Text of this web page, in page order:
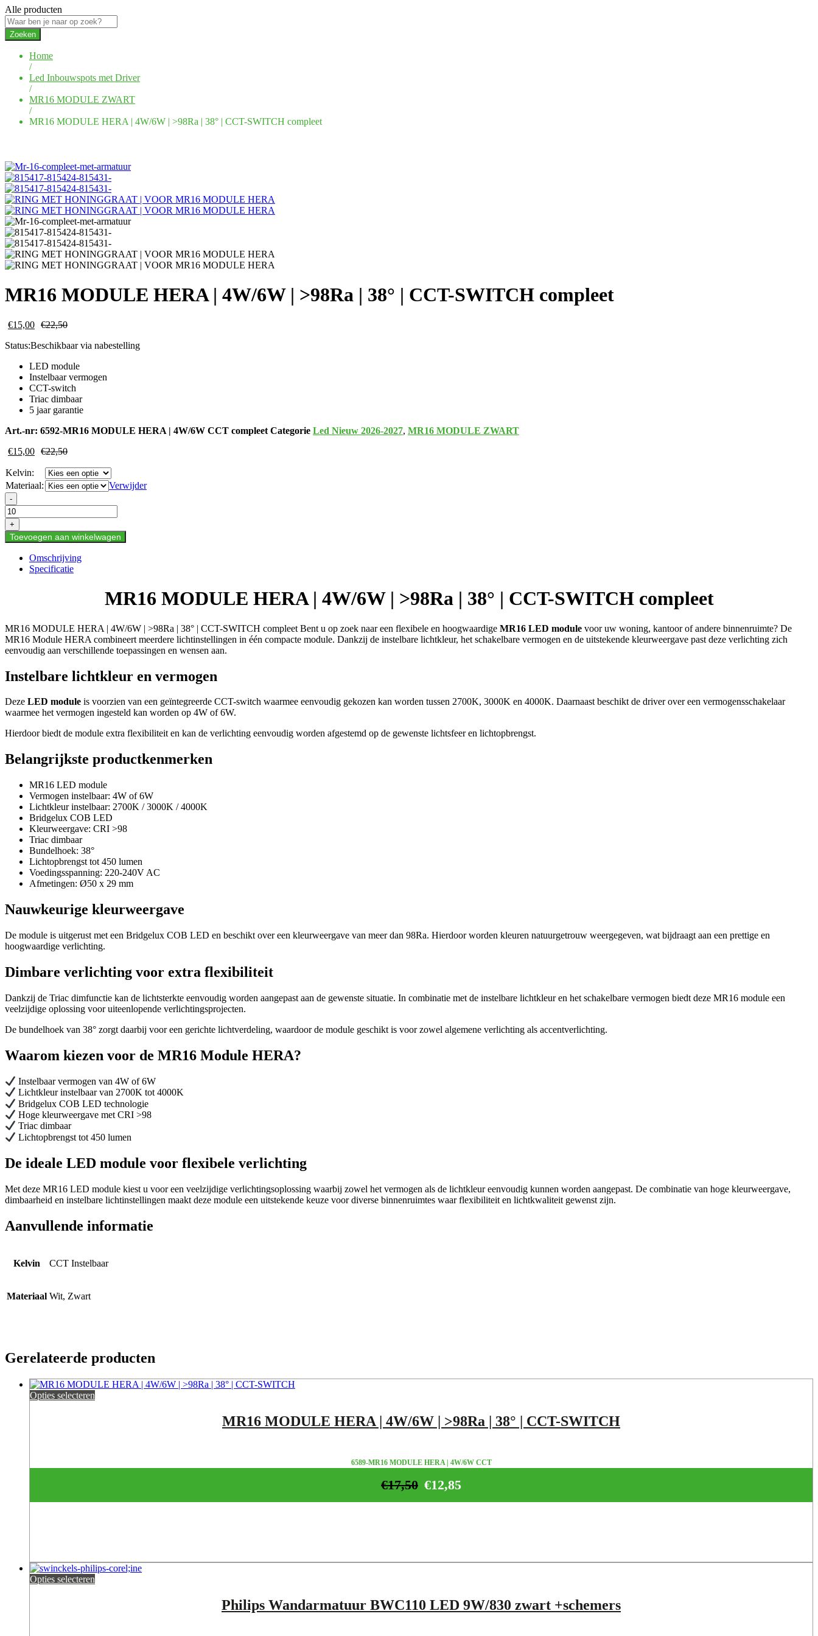
Alle producten
Zoeken
Home
/
Led Inbouwspots met Driver
/
MR16 MODULE ZWART
/
MR16 MODULE HERA | 4W/6W | >98Ra | 38° | CCT-SWITCH compleet
MR16 MODULE HERA | 4W/6W | >98Ra | 38° | CCT-SWITCH compleet
€15,00 €22,50
Status:Beschikbaar via nabestelling
LED module
Instelbaar vermogen
CCT-switch
Triac dimbaar
5 jaar garantie
Art.-nr: 6592-MR16 MODULE HERA | 4W/6W CCT compleet Categorie Led Nieuw 2026-2027, MR16 MODULE ZWART
€15,00 €22,50
Kelvin:
Materiaal:
Verwijder
MR16
MODULE
HERA
|
4W/6W
>98Ra
compleet
aantal
-
+
Toevoegen aan winkelwagen
Omschrijving
Specificatie
MR16 MODULE HERA | 4W/6W | >98Ra | 38° | CCT-SWITCH compleet
MR16 MODULE HERA | 4W/6W | >98Ra | 38° | CCT-SWITCH compleet Bent u op zoek naar een flexibele en hoogwaardige MR16 LED module voor uw woning, kantoor of andere binnenruimte? De
MR16 Module HERA combineert meerdere lichtinstellingen in één compacte module. Dankzij de instelbare lichtkleur, het schakelbare vermogen en de uitstekende kleurweergave past deze verlichting zich
eenvoudig aan verschillende toepassingen en wensen aan.
Instelbare lichtkleur en vermogen
Deze LED module is voorzien van een geïntegreerde CCT-switch waarmee eenvoudig gekozen kan worden tussen 2700K, 3000K en 4000K. Daarnaast beschikt de driver over een vermogensschakelaar
waarmee het vermogen ingesteld kan worden op 4W of 6W.
Hierdoor biedt de module extra flexibiliteit en kan de verlichting eenvoudig worden afgestemd op de gewenste lichtsfeer en lichtopbrengst.
Belangrijkste productkenmerken
MR16 LED module
Vermogen instelbaar: 4W of 6W
Lichtkleur instelbaar: 2700K / 3000K / 4000K
Bridgelux COB LED
Kleurweergave: CRI >98
Triac dimbaar
Bundelhoek: 38°
Lichtopbrengst tot 450 lumen
Voedingsspanning: 220-240V AC
Afmetingen: Ø50 x 29 mm
Nauwkeurige kleurweergave
De module is uitgerust met een Bridgelux COB LED en beschikt over een kleurweergave van meer dan 98Ra. Hierdoor worden kleuren natuurgetrouw weergegeven, wat bijdraagt aan een prettige en
hoogwaardige verlichting.
Dimbare verlichting voor extra flexibiliteit
Dankzij de Triac dimfunctie kan de lichtsterkte eenvoudig worden aangepast aan de gewenste situatie. In combinatie met de instelbare lichtkleur en het schakelbare vermogen biedt deze MR16 module een
veelzijdige oplossing voor uiteenlopende verlichtingsprojecten.
De bundelhoek van 38° zorgt daarbij voor een gerichte lichtverdeling, waardoor de module geschikt is voor zowel algemene verlichting als accentverlichting.
Waarom kiezen voor de MR16 Module HERA?
Instelbaar vermogen van 4W of 6W
Lichtkleur instelbaar van 2700K tot 4000K
Bridgelux COB LED technologie
Hoge kleurweergave met CRI >98
Triac dimbaar
Lichtopbrengst tot 450 lumen
De ideale LED module voor flexibele verlichting
Met deze MR16 LED module kiest u voor een veelzijdige verlichtingsoplossing waarbij zowel het vermogen als de lichtkleur eenvoudig kunnen worden aangepast. De combinatie van hoge kleurweergave,
dimbaarheid en instelbare lichtinstellingen maakt deze module een uitstekende keuze voor diverse binnenruimtes waar flexibiliteit en lichtkwaliteit gewenst zijn.
Aanvullende informatie
Kelvin CCT Instelbaar
Materiaal Wit, Zwart
Gerelateerde producten
Opties selecteren
MR16 MODULE HERA | 4W/6W | >98Ra | 38° | CCT-SWITCH
6589-MR16 MODULE HERA | 4W/6W CCT
€12,85
€17,50
Opties selecteren
Philips Wandarmatuur BWC110 LED 9W/830 zwart +schemers